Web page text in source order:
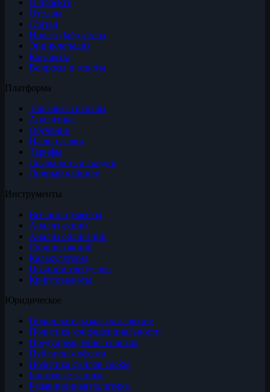
О проекте
Отзывы
Статьи
ИнвестДайджесты
Энциклопедия
Контакты
Вопросы и ответы
Платформа
Торговые сигналы
Аналитика
Обучение
Наши сделки
Тарифы
Лояльность и скидки
Личный кабинет
Инструменты
Все инструменты
Анализ акций
Анализ облигаций
Скринер акций
Калькуляторы
Позиции трейдеров
Криптовалюты
Юридическое
Пользовательское соглашение
Политика конфиденциальности
Предупреждение о рисках
Публичная оферта
Политика файлов cookie
Биржевые данные
Редакционная политика